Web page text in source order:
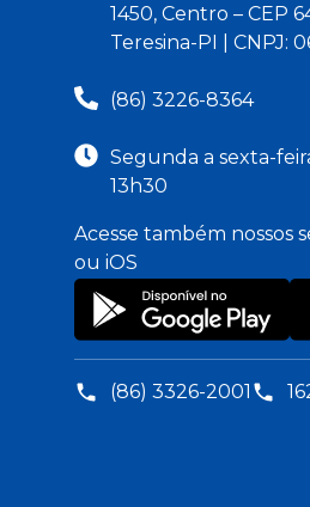
1450, Centro – CEP
Teresina-PI | CNPJ:
(86) 3226-8364
Segunda a sexta-
13h30
Acesse também nossos
ou iOS
(86) 3326-2001